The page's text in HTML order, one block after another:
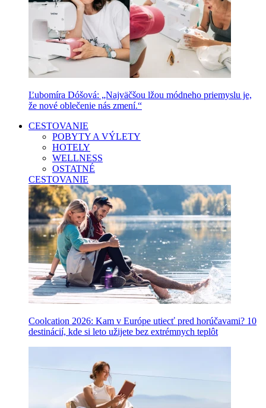
Ľubomíra Dóšová: „Najväčšou lžou módneho priemyslu je,
že nové oblečenie nás zmení.“
CESTOVANIE
POBYTY A VÝLETY
HOTELY
WELLNESS
OSTATNÉ
CESTOVANIE
Coolcation 2026: Kam v Európe utiecť pred horúčavami? 10
destinácií, kde si leto užijete bez extrémnych teplôt